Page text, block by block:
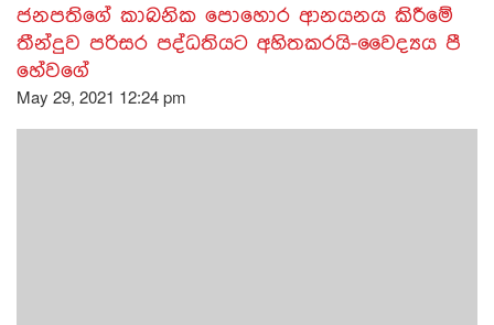
ජනපතිගේ කාබනික පොහොර ආනයනය කිරීමේ
තීන්දුව පරිසර පද්ධතියට අහිතකරයි-වෛද්‍යය පී
හේවගේ
May 29, 2021 12:24 pm